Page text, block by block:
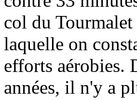
col du
laquelle on
efforts aérobies.
années, il n'y a